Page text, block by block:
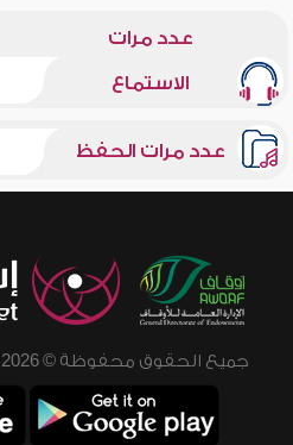
عدد مرات
الاستماع
عدد مرات الحفظ
جميع الحقوق محفوظة © 2026 - 1998 لشبكة إسلام ويب